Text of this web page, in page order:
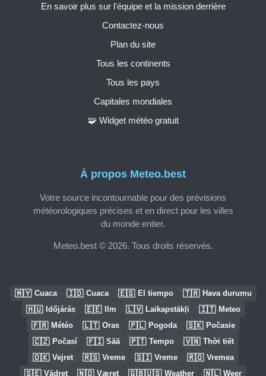
À propos Meteo.best
Votre source incontournable pour des prévisions
météorologiques précises et en direct pour les villes
du monde entier.
Meteo.best © 2026. Tous droits réservés.
En savoir plus sur l'équipe et la mission derrière
Contactez-nous
Plan du site
Tous les continents
Tous les pays
Capitales mondiales
🧩 Widget météo gratuit
🇲🇾 Cuaca 🇮🇩 Cuaca 🇪🇸 El tiempo 🇹🇷 Hava durumu
🇭🇺 Időjárás 🇪🇪 Ilm 🇱🇻 Laikapstākļi 🇮🇹 Meteo
🇫🇷 Météo 🇱🇹 Oras 🇵🇱 Pogoda 🇸🇰 Počasie
🇨🇿 Počasí 🇫🇮 Sää 🇵🇹 Tempo 🇻🇳 Thời tiết
🇩🇰 Vejret 🇷🇸 Vreme 🇸🇮 Vreme 🇷🇴 Vremea
🇸🇪 Vädret 🇳🇴 Været 🇬🇧🇺🇸 Weather 🇳🇱 Weer